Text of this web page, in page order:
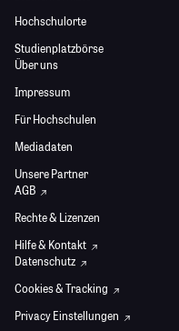
Hochschulorte
Studienplatzbörse
Über uns
Impressum
Für Hochschulen
Mediadaten
Unsere Partner
AGB
Rechte & Lizenzen
Hilfe & Kontakt
Datenschutz
Cookies & Tracking
Privacy Einstellungen